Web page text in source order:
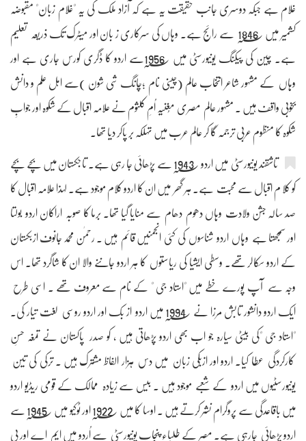
غلام ہے جبکہ دوسری جانب حقیقت یہ ہے کہ آزاد ملک کی یہ "غلام زبان" مقبوضہ
کشمیر میں 1846؁ سے رائج ہے۔ وہاں کی سرکاری ز بان اور میٹرک تک ذریعہ تعلیم
ہے۔ چین کی پیکنگ یونیورسٹی میں 1956؁سے اردو کا ڈگری کورس جاری ہے اور
وہاں کے مشہور شاعر انتخاب عالم (چینی نام ؛چانگ شی شون )سے اہل علم و دانش
بخوبی واقف ہیں ۔ مشہور عالم مصری مُغنیہ اُمِ کلثوم نے علامہ اقبال کے شکوہ اور جوابِ
شکوہ کا منظوم عربی ترجمہ گا کر عالم عرب میں تہلکہ بر پاکر دیا تھا۔
تاشقند یونیورسٹی میں اردو 1943؁ سے پڑھائی جا رہی ہے۔ تاجکستان میں بچے بچے
کو کلا م اقبال سے محبت ہے۔ ہر گھر میں ان کا اردو کلام موجود ہے۔ لہذا علامہ اقبال کا
صد سالہ جشن ولادت وہاں دھوم دھام سے منایا گیا تھا۔ برما کا صوبہ اراکان اردو بولتا
اور سمجھتا ہے وہاں اردو شناسوں کی کئی انجمنیں قائم ہیں ۔ رحمٰن محمد جانوف ازبکستان
کے اردو سکالر تھے۔ وسطی ایشیا کی ریاستوں کا ہر اردو جاننے والا ان کا شاگرد تھا۔ اس
وجہ سے آپ پورے خطے میں "استاد جی " کے نام سے معروف تھے ۔ اسی طرح
ایک اردو دانشور تابش مرزا نے 1994؁ میں اردو از بک اور اردو روسی لغت تیار کی۔
"استاد جی "کی بیٹی سیارہ جو اب بھی اردو پڑھاتی ہیں ، کو صدر پاکستان نے تمغہ حسنِ
کارکردگی عطا کیا۔ اردو اور ازبکی زبان میں دس ہزار الفاظ مشترک ہیں ۔ ترکی کی تین
یونیورسٹیوں میں اردو کے شعبے موجود ہیں ۔ بیس سے زیادہ ممالک کے قومی ریڈیو اردو
میں باقاعدگی سے پروگرام نشر کرتے ہیں ۔ اوسا کا میں 1922؁ اور ٹوکیو میں 1945؁ سے
اردو پڑھائی جارہی ہے۔ مصر کے طلباء پنجاب یونیورسٹی سے اُردو میں ایم اے اور پی